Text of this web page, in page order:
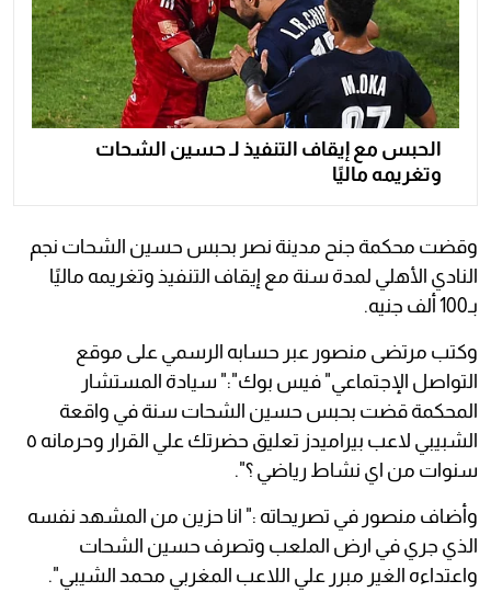
الحبس مع إيقاف التنفيذ لـ حسين الشحات
وتغريمه ماليًا
وقضت محكمة جنح مدينة نصر بحبس حسين الشحات نجم
النادي الأهلي لمدة سنة مع إيقاف التنفيذ وتغريمه ماليًا
بـ100 ألف جنيه.
وكتب مرتضى منصور عبر حسابه الرسمي على موقع
التواصل الإجتماعي" فيس بوك":" سيادة المستشار
المحكمة قضت بحبس حسين الشحات سنة في واقعة
الشبيبي لاعب بيراميدز تعليق حضرتك علي القرار وحرمانه ٥
سنوات من اي نشاط رياضي ؟".
وأضاف منصور في تصريحاته :" انا حزين من المشهد نفسه
الذي جري في ارض الملعب وتصرف حسين الشحات
واعتداءه الغير مبرر علي اللاعب المغربي محمد الشيبي".